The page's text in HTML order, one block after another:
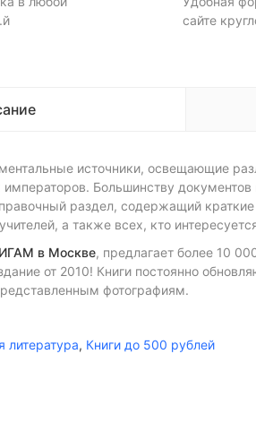
сайте
источники, освещающие
Большинству
раздел, содержащий
а также всех, кто
в Москве, предлагает более 10
от 2010! Книги постоянно
фотографиям.
литература, Книги до 500 рублей